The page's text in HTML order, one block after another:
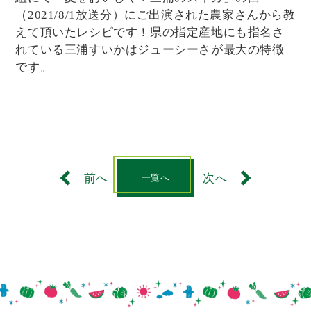
（2021/8/1放送分）にご出演された農家さんから教
えて頂いたレシピです！県の指定産地にも指名さ
れている三浦すいかはジューシーさが最大の特徴
です。
前へ 一覧へ 次へ